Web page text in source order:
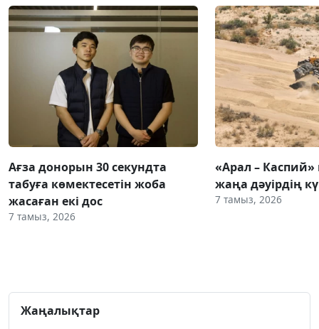
Ағза донорын 30 секундта
табуға көмектесетін жоба
жасаған екі дос
7 тамыз, 2026
«Арал – Каспий»
жаңа дәуірдің
7 тамыз, 2026
Жаңалықтар